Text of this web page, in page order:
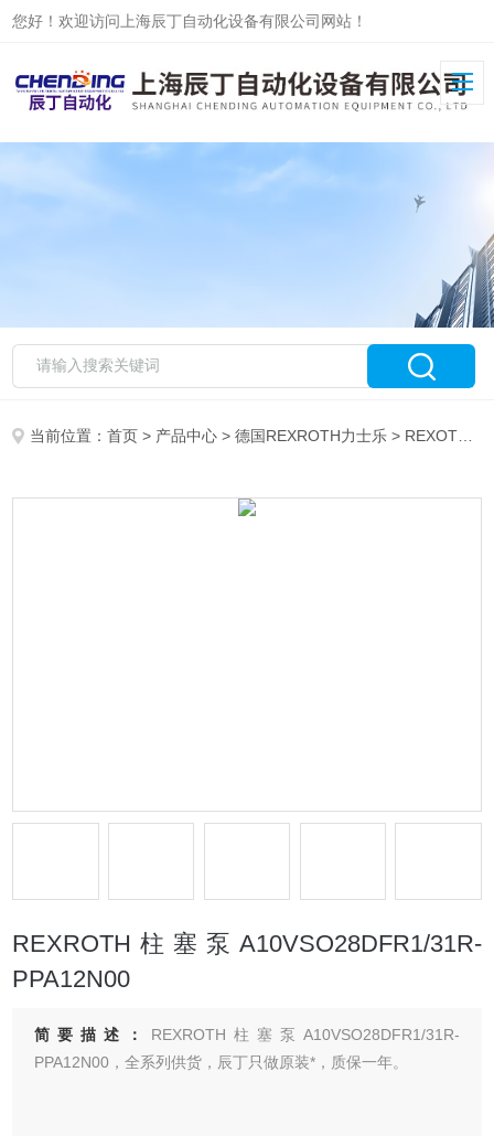
您好！欢迎访问上海辰丁自动化设备有限公司网站！
当前位置：首页 > 产品中心 >德国REXROTH力士乐 > REXOTH力士乐柱塞泵
REXROTH柱塞泵A10VSO28DFR1/31R-
PPA12N00
简要描述： REXROTH柱塞泵A10VSO28DFR1/31R-
PPA12N00，全系列供货，辰丁只做原装*，质保一年。